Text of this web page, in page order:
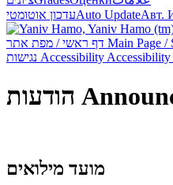
עדכון אוטומטיAuto UpdateАвт.
Main Page /
Accessibility Accessibility
הודעות
מועד מילואים